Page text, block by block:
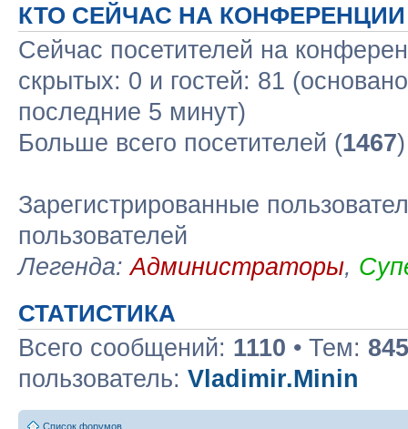
КТО СЕЙЧАС НА КОНФЕРЕНЦИИ
Сейчас посетителей на
скрытых: 0 и гостей: 81
последние 5 минут)
Больше всего посетителей (1467
Зарегистрированные
пользователей
Легенда:Администраторы,
СТАТИСТИКА
Всего сообщений: 1110 • Тем: 845
пользователь: Vladimir.Minin
Список форумов